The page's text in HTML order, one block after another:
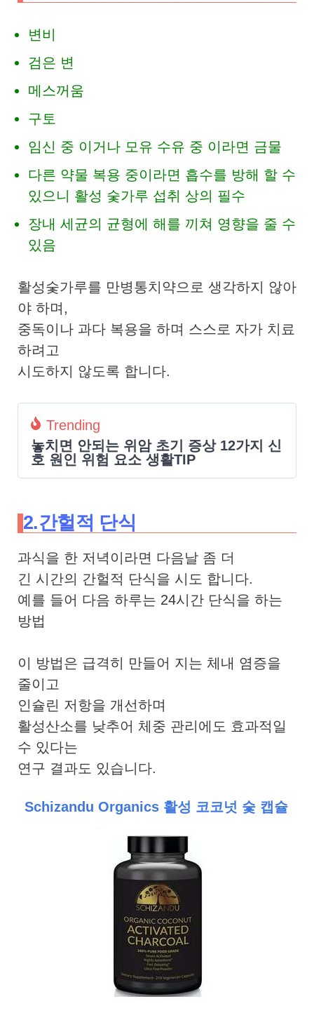
변비
검은 변
메스꺼움
구토
임신 중 이거나 모유 수유 중 이라면 금물
다른 약물 복용 중이라면 흡수를 방해 할 수
있으니 활성 숯가루 섭취 상의 필수
장내 세균의 균형에 해를 끼쳐 영향을 줄 수
있음
활성숯가루를 만병통치약으로 생각하지 않아
야 하며,
중독이나 과다 복용을 하며 스스로 자가 치료
하려고
시도하지 않도록 합니다.
Trending
놓치면 안되는 위암 초기 증상 12가지 신
호 원인 위험 요소 생활TIP
2.간헐적 단식
과식을 한 저녁이라면 다음날 좀 더
긴 시간의 간헐적 단식을 시도 합니다.
예를 들어 다음 하루는 24시간 단식을 하는
방법
이 방법은 급격히 만들어 지는 체내 염증을
줄이고
인슐린 저항을 개선하며
활성산소를 낮추어 체중 관리에도 효과적일
수 있다는
연구 결과도 있습니다.
Schizandu Organics 활성 코코넛 숯 캡슐